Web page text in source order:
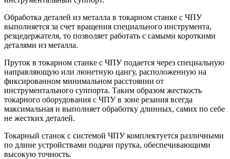
Обработка деталей из металла в токарном станке с ЧПУ
выполняется за счет вращения специального инструмента,
резцедержателя, то позволяет работать с самыми короткими
деталями из металла.
Пруток в токарном станке с ЧПУ подается через специальную
направляющую или люнетную цангу, расположенную на
фиксированном минимальном расстоянии от
инструментального суппорта. Таким образом жесткость
токарного оборудования с ЧПУ в зоне резания всегда
максимальная и выполняет обработку длинных, самих по себе
не жестких деталей.
Токарный станок с системой ЧПУ комплектуется различными
по длине устройствами подачи прутка, обеспечивающими
высокую точность.